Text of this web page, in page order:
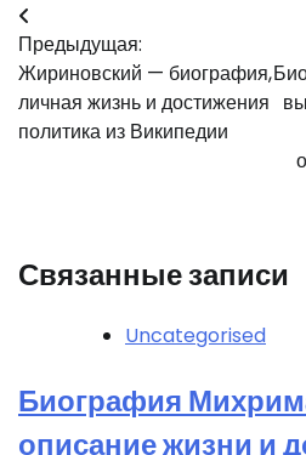
Навигация
по
записям
Предыдущая:
Жириновский — биография,
личная жизнь и достижения
политика из Википедии
Связанные записи
Uncategorised
Биография
описание жизни и